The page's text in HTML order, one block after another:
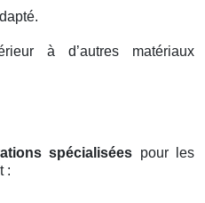
à d’autres matériaux
spécialisées pour les
: